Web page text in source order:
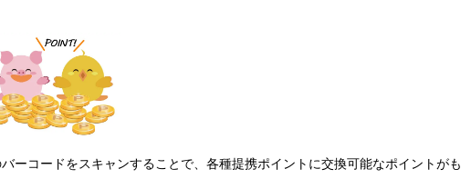
ーコードをスキャンすることで、各種提携ポイントに交換可能なポイントがも